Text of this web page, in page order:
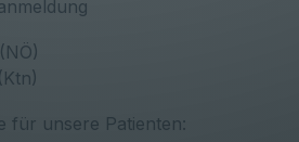
(NÖ)
(Ktn)
für unsere Patienten: